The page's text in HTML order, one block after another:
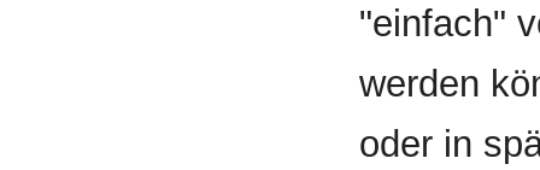
"einfach"
werden
oder in